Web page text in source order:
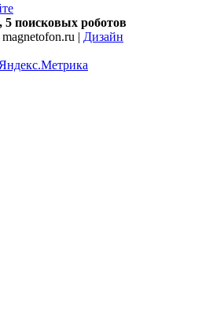
5 поисковых роботов
| Дизайн